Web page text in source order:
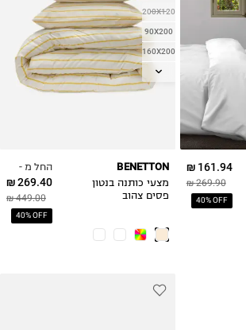
161.94 ₪
269.90 ₪
40% OFF
200X120
90X200
160X200
200X140
180X200
החל מ -
269.40 ₪
449.00 ₪
40% OFF
BENETTON
מצעי כותנה בנטון
פסים צהוב